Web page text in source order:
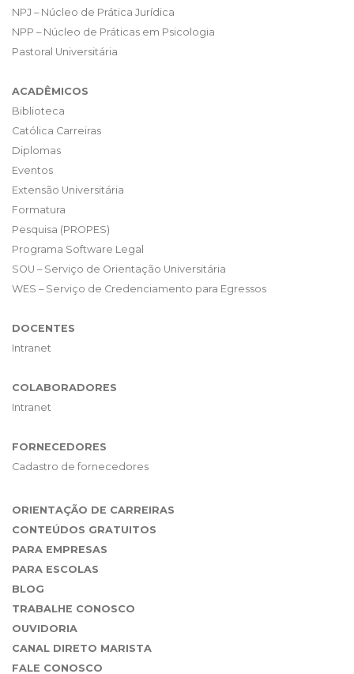
NPJ – Núcleo de Prática Jurídica
NPP – Núcleo de Práticas em Psicologia
Pastoral Universitária
ACADÊMICOS
Biblioteca
Católica Carreiras
Diplomas
Eventos
Extensão Universitária
Formatura
Pesquisa (PROPES)
Programa Software Legal
SOU – Serviço de Orientação Universitária
WES – Serviço de Credenciamento para Egressos
DOCENTES
Intranet
COLABORADORES
Intranet
FORNECEDORES
Cadastro de fornecedores
ORIENTAÇÃO DE CARREIRAS
CONTEÚDOS GRATUITOS
PARA EMPRESAS
PARA ESCOLAS
BLOG
TRABALHE CONOSCO
OUVIDORIA
CANAL DIRETO MARISTA
FALE CONOSCO